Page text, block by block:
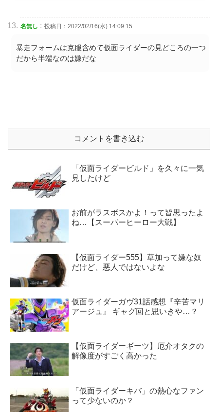
名無し : 投稿日：2022/02/16(水) 14:09:15
暴走フォームは克服含めて仮面ライダーの見どころの一つ
だから半端なのは嫌だな
コメントを書き込む
「仮面ライダービルド」を久々に一気
見したけど
お前がラスボスかよ！って皆思ったよ
ね…【スーパーヒーロー大戦】
【仮面ライダー555】草加って嫌な奴
だけど、悪人ではないよな
仮面ライダーガヴ31話感想『辛苦マリ
アージュ』 ギャグ回と思いきや…？
【仮面ライダーギーツ】厄介オタクの
解像度がすごく高かった
「仮面ライダーキバ」の熱心なファン
って少ないのか？